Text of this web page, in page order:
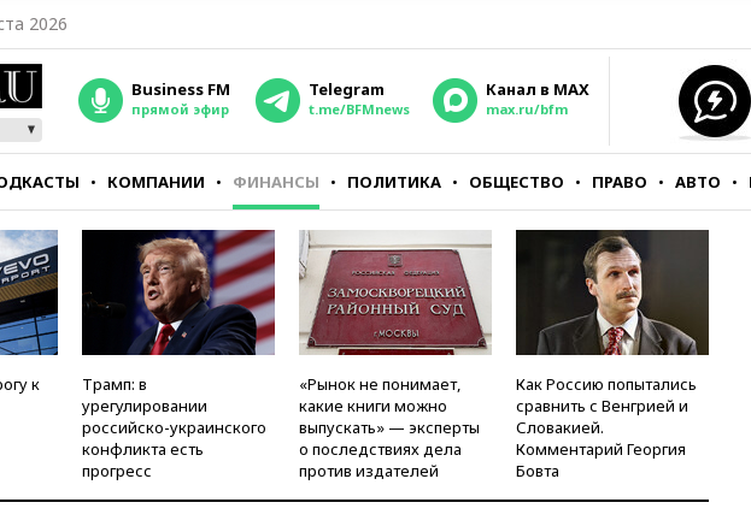
2026
Business FM
прямой эфир
Telegram
t.me/BFMnews
Канал в MAX
max.ru/bfm
КОМПАНИИ ФИНАНСЫ ПОЛИТИКА ОБЩЕСТВО ПРАВО АВТО
к
Трамп: в
урегулировании
российско-украинского
конфликта есть
прогресс
«Рынок не понимает,
какие книги можно
выпускать» — эксперты
о последствиях дела
против издателей
Как Россию попытались
сравнить с Венгрией и
Словакией.
Комментарий Георгия
Бовта